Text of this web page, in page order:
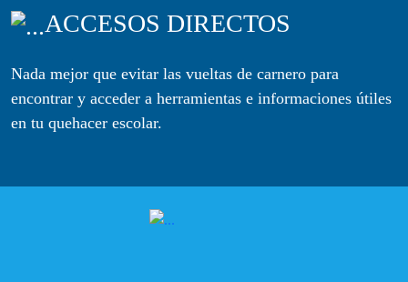
ACCESOS DIRECTOS
Nada mejor que evitar las vueltas de carnero para
encontrar y acceder a herramientas e informaciones útiles
en tu quehacer escolar.